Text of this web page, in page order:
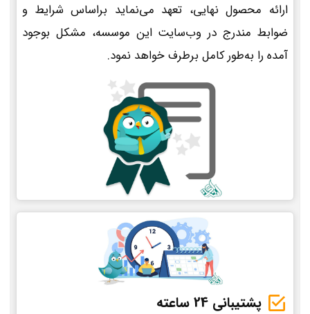
ارائه محصول نهایی، تعهد می‌نماید براساس شرایط و
ضوابط مندرج در وب‌سایت این موسسه، مشکل بوجود
آمده را به‌طور کامل برطرف خواهد نمود.
پشتیبانی 24 ساعته